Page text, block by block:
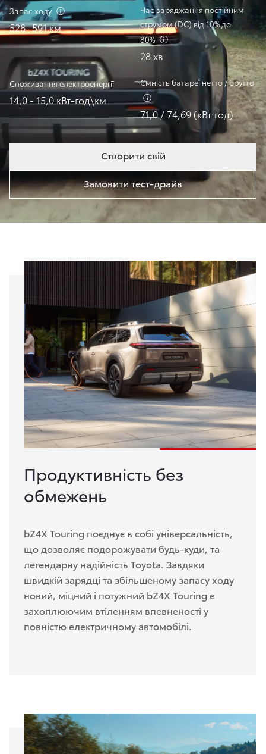
Створити свій
Замовити тест-драйв
Запас ходу
528- 591 км
Час заряджання постійним
струмом (DC) від 10% до
80%
28 хв
Споживанняелектроенергії
14,0 - 15,0 кВт-год\км
Ємність батареї нетто / брутто
71,0 / 74,69 (кВт·год)
Продуктивність без
обмежень
bZ4X Touring поєднує в собі універсальність,
що дозволяє подорожувати будь-куди, та
легендарну надійність Toyota. Завдяки
швидкій зарядці та збільшеному запасу ходу
новий, міцний і потужний bZ4X Touring є
захоплюючим втіленням впевненості у
повністю електричному автомобілі.